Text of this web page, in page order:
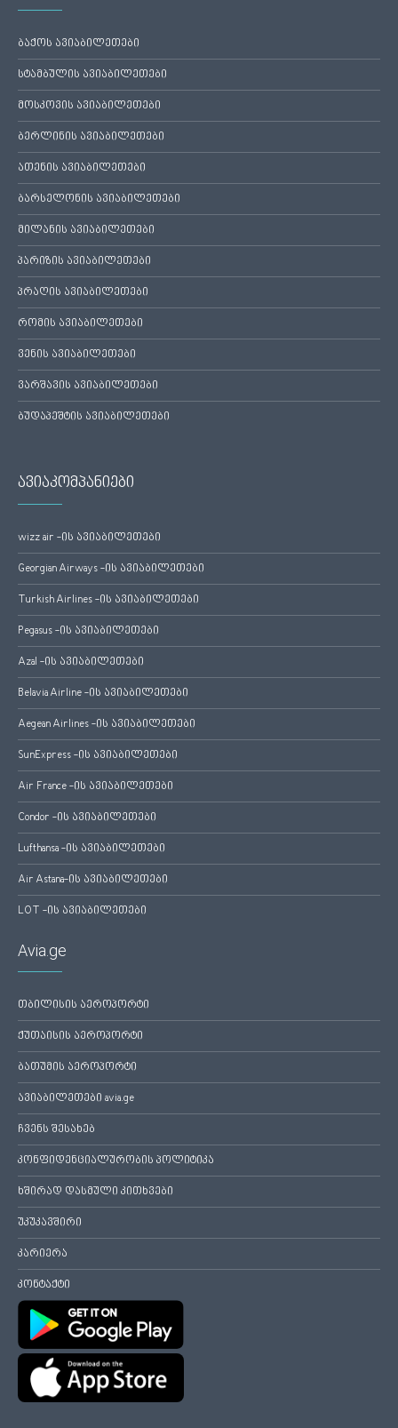
ბაქოს ავიაბილეთები
სტამბულის ავიაბილეთები
მოსკოვის ავიაბილეთები
ბერლინის ავიაბილეთები
ათენის ავიაბილეთები
ბარსელონის ავიაბილეთები
მილანის ავიაბილეთები
პარიზის ავიაბილეთები
პრაღის ავიაბილეთები
რომის ავიაბილეთები
ვენის ავიაბილეთები
ვარშავის ავიაბილეთები
ბუდაპეშტის ავიაბილეთები
ავიაკომპანიები
wizz air -ის ავიაბილეთები
Georgian Airways -ის ავიაბილეთები
Turkish Airlines -ის ავიაბილეთები
Pegasus -ის ავიაბილეთები
Azal -ის ავიაბილეთები
Belavia Airline -ის ავიაბილეთები
Aegean Airlines -ის ავიაბილეთები
SunExpress -ის ავიაბილეთები
Air France -ის ავიაბილეთები
Condor -ის ავიაბილეთები
Lufthansa -ის ავიაბილეთები
Air Astana-ის ავიაბილეთები
LOT -ის ავიაბილეთები
Avia.ge
თბილისის აეროპორტი
ქუთაისის აეროპორტი
ბათუმის აეროპორტი
ავიაბილეთები avia.ge
ჩვენს შესახებ
კონფიდენციალურობის პოლიტიკა
ხშირად დასმული კითხვები
უკუკავშირი
კარიერა
კონტაქტი